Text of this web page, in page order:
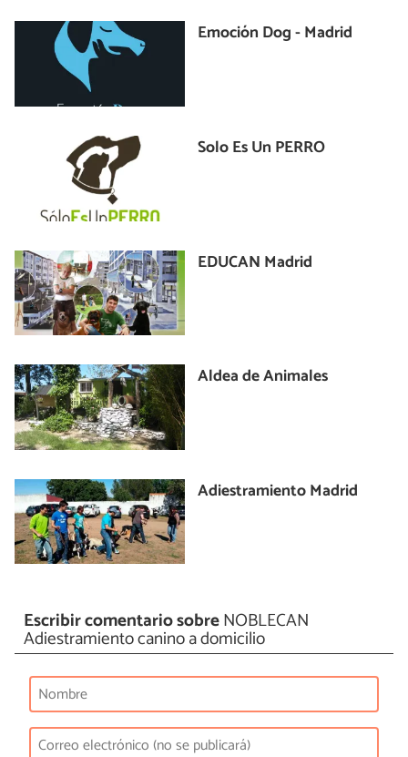
Emoción Dog - Madrid
Solo Es Un PERRO
EDUCAN Madrid
Aldea de Animales
Adiestramiento Madrid
Escribir comentario sobreNOBLECAN
Adiestramiento canino a domicilio